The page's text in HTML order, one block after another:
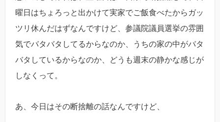
曜日はちょろっと出かけて実家でご飯食べたからガッ
ツリ休んだはずなんですけど、参議院議員選挙の雰囲
気でバタバタしてるからなのか、うちの家の中がバタ
バタしているからなのか、どうも週末の静かな感じが
しなくって。
あ、今日はその断捨離の話なんですけど、